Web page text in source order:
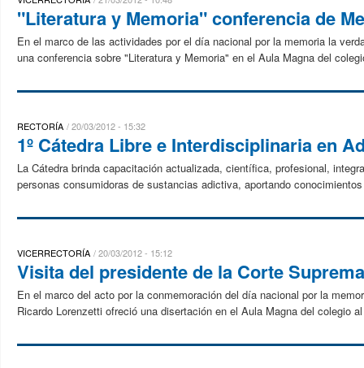
"Literatura y Memoria" conferencia de
En el marco de las actividades por el día nacional por la memoria la
una conferencia sobre "Literatura y Memoria" en el Aula Magna del
RECTORÍA 20/03/2012 - 15:32
1º Cátedra Libre e Interdisciplinaria en
La Cátedra brinda capacitación actualizada, científica, profesional,
personas consumidoras de sustancias adictiva, aportando
VICERRECTORÍA 20/03/2012 - 15:12
Visita del presidente de la Corte
En el marco del acto por la conmemoración del día nacional por la
Ricardo Lorenzetti ofreció una disertación en el Aula Magna del colegio